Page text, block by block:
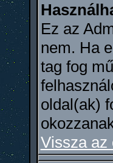
Ez az
nem. Ha
tag fog
oldal(ak)
Vissza az